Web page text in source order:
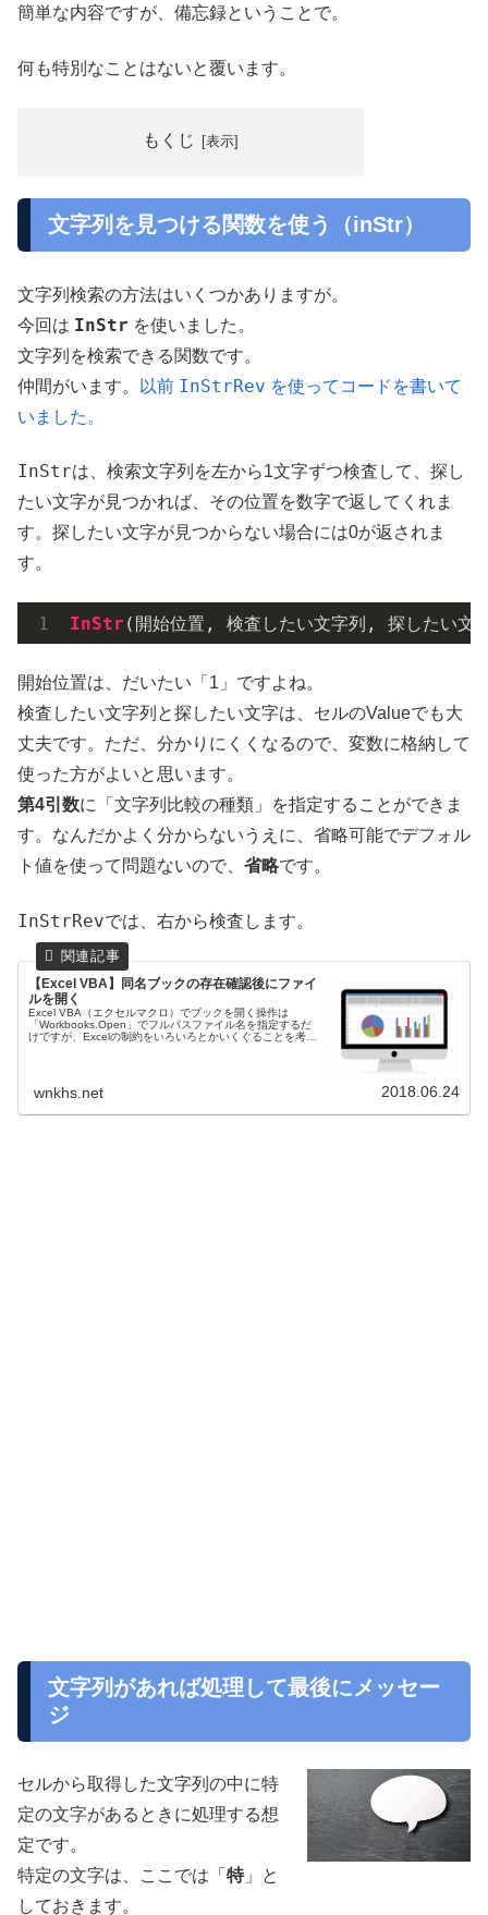
簡単な内容ですが、備忘録ということで。
何も特別なことはないと覆います。
もくじ
文字列を見つける関数を使う（inStr）
文字列検索の方法はいくつかありますが。
今回は InStr を使いました。
文字列を検索できる関数です。
仲間がいます。
以前 InStrRev を使ってコードを書いて
いました。
InStrは、検索文字列を左から1文字ずつ検査して、探し
たい文字が見つかれば、その位置を数字で返してくれま
す。探したい文字が見つからない場合には0が返されま
す。
InStr (開始位置, 検査したい文字列, 探したい文
開始位置は、だいたい「1」ですよね。
検査したい文字列と探したい文字は、セルのValueでも大
丈夫です。ただ、分かりにくくなるので、変数に格納して
使った方がよいと思います。
第4引数に「文字列比較の種類」を指定することができま
す。なんだかよく分からないうえに、省略可能でデフォル
ト値を使って問題ないので、 省略です。
InStrRevでは、右から検査します。
【Excel VBA】同名ブックの存在確認後にファイ
ルを開く
Excel VBA（エクセルマクロ）でブックを開く操作は
「Workbooks.Open」でフルパスファイル名を指定するだ
けですが、Excelの制約をいろいろとかいくぐることを考え
wnkhs.net 2018.06.24
文字列があれば処理して最後にメッセー
ジ
セルから取得した文字列の中に特
定の文字があるときに処理する想
定です。
特定の文字は、ここでは「 特」と
しておきます。